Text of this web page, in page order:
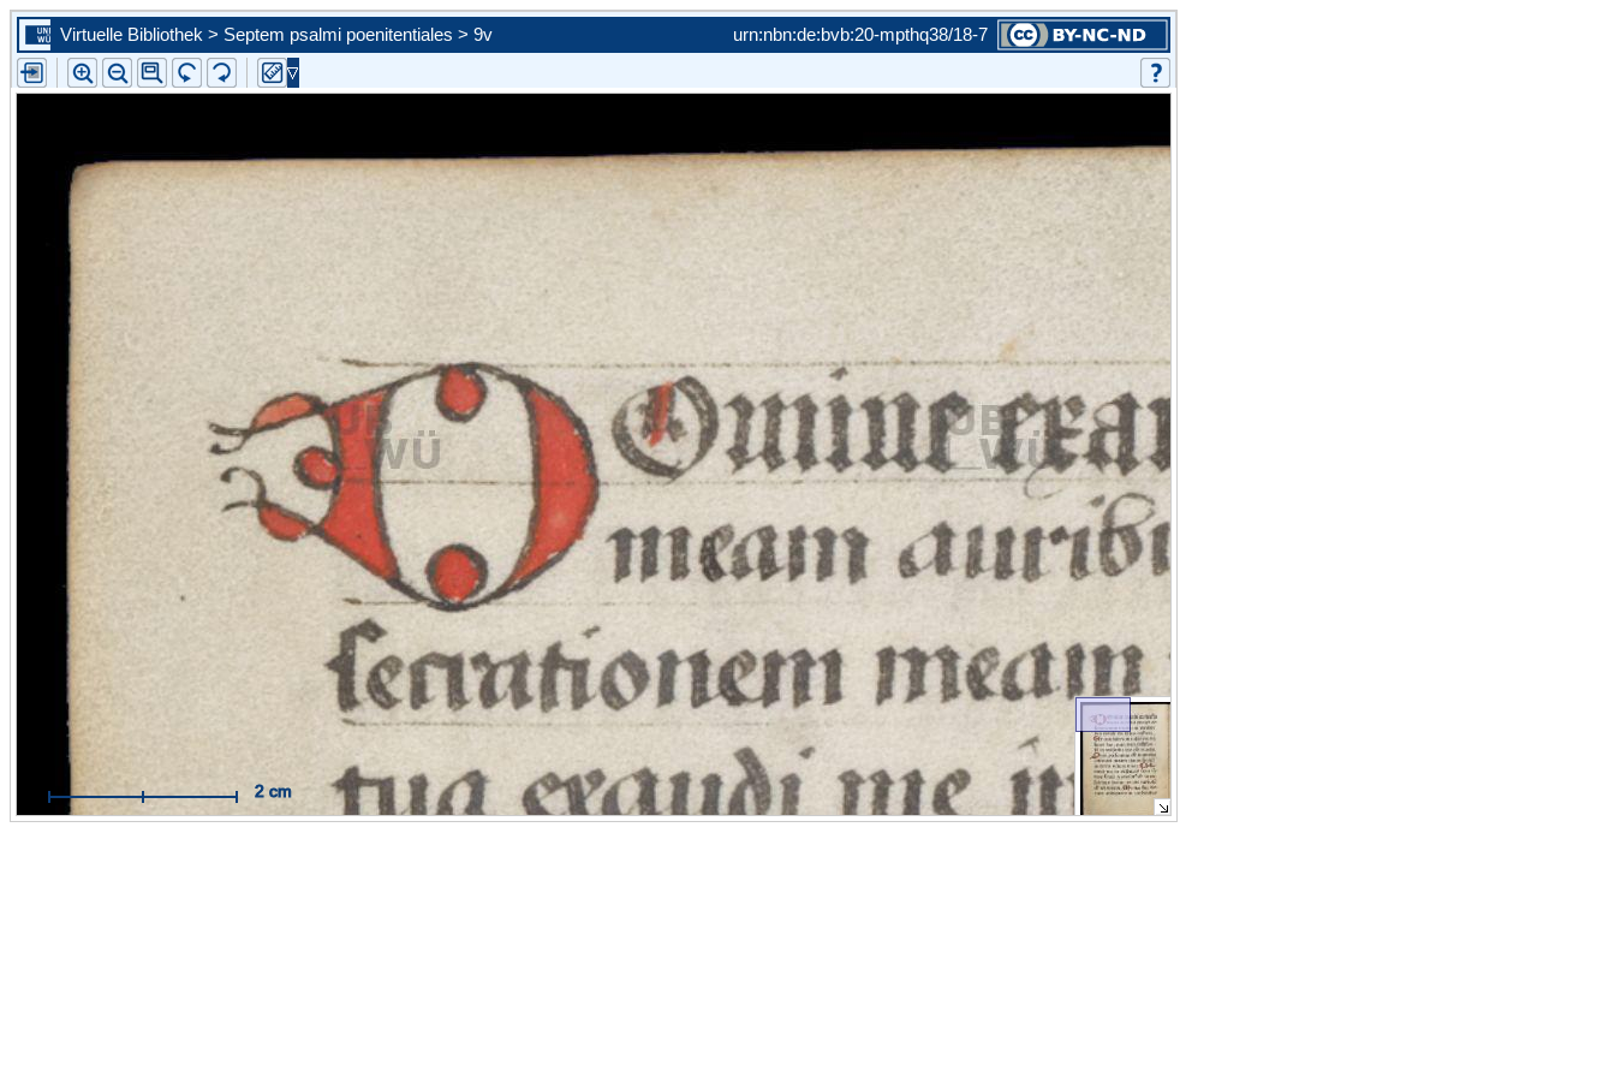
Virtuelle Bibliothek > Septem psalmi poenitentiales > 9v urn:nbn:de:bvb:20-mpthq38/18-7
Zur ersten Seite blättern
Zur vorherigen Seite blättern
Zur nächsten Seite blättern
Zur letzten Seite blättern
Zu diesem Scan in der Portalansicht springen. Sie schließen damit die
vergößerte Ansicht.
Bild vergrößern
Bild verkleinern
Die Leselupe vergrößert einen beliebigen Bildausschnitt auf die maximal
angebotene Größe.
Bild wird um 90 Grad nach links gedreht
Bild wird um 90 Grad nach rechts gedreht
Mit Hilfe des Maßbandes können Sie Messungen im Maßstab des
Funktionsweise:
Aktivieren Sie das Maßband per Mausklick. Klicken Sie
dann auf die Stelle, an der Sie Ihre Messung beginnen wollen und ziehen
Sie mit der Maus eine Linie zum Zielpunkt. Der Endpunkt wird durch einen
2 cm